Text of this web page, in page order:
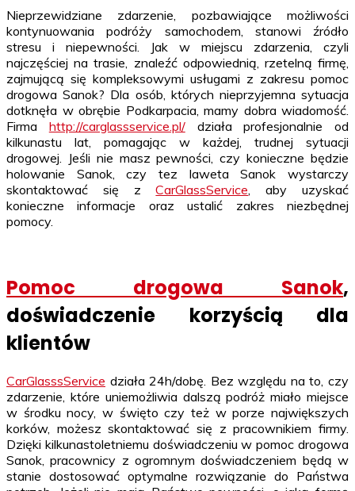
Nieprzewidziane zdarzenie, pozbawiające możliwości
kontynuowania podróży samochodem, stanowi źródło
stresu i niepewności. Jak w miejscu zdarzenia, czyli
najczęściej na trasie, znaleźć odpowiednią, rzetelną firmę,
zajmującą się kompleksowymi usługami z zakresu pomoc
drogowa Sanok? Dla osób, których nieprzyjemna sytuacja
dotknęła w obrębie Podkarpacia, mamy dobra wiadomość.
Firma http://carglassservice.pl/działa profesjonalnie od
kilkunastu lat, pomagając w każdej, trudnej sytuacji
drogowej. Jeśli nie masz pewności, czy konieczne będzie
holowanie Sanok, czy tez laweta Sanok wystarczy
skontaktować się zCarGlassService, aby uzyskać
konieczne informacje oraz ustalić zakres niezbędnej
pomocy.
Pomoc drogowa Sanok,
doświadczenie korzyścią dla
klientów
CarGlasssService działa 24h/dobę. Bez względu na to, czy
zdarzenie, które uniemożliwia dalszą podróż miało miejsce
w środku nocy, w święto czy też w porze największych
korków, możesz skontaktować się z pracownikiem firmy.
Dzięki kilkunastoletniemu doświadczeniu w pomoc drogowa
Sanok, pracownicy z ogromnym doświadczeniem będą w
stanie dostosować optymalne rozwiązanie do Państwa